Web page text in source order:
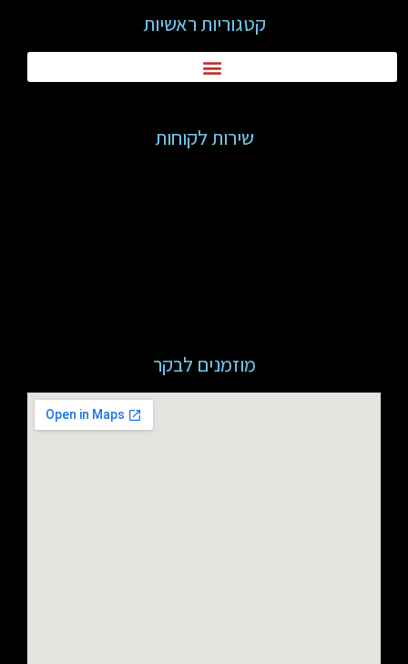
קטגוריות ראשיות
שירות לקוחות
מוזמנים לבקר